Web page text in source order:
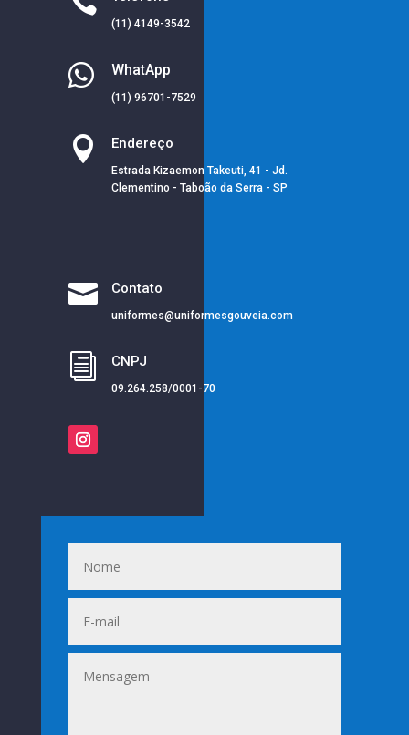
(11) 4149-3542
 WhatApp
(11) 96701-7529
 Endereço
Estrada Kizaemon Takeuti, 41 - Jd.
Clementino - Taboão da Serra - SP
 Contato
uniformes@uniformesgouveia.com
i CNPJ
09.264.258/0001-70